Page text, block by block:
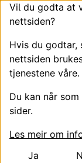
Vil du godta at
nettsiden?
Hvis du godtar,
nettsiden
tjenestene våre.
Du kan når
sider.
Les meir om
Ja